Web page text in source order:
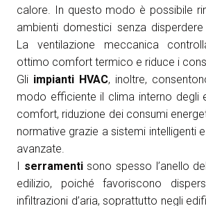
calore. In questo modo è possibile
ambienti domestici senza disperdere
La ventilazione meccanica
ottimo comfort termico e riduce i
Gli impianti HVAC, inoltre,
modo efficiente il clima interno degli
comfort, riduzione dei consumi
normative grazie a sistemi intelligenti
avanzate.
I serramentisono spesso l’anello
edilizio, poiché favoriscono
infiltrazioni d’aria, soprattutto negli